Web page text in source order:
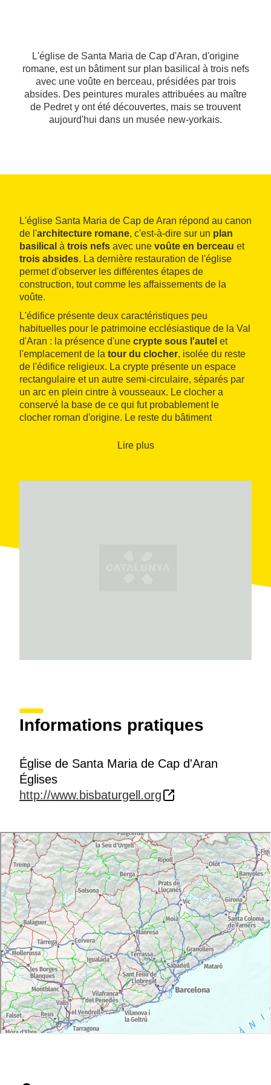
L'église de Santa Maria de Cap d'Aran, d'origine
romane, est un bâtiment sur plan basilical à trois nefs
avec une voûte en berceau, présidées par trois
absides. Des peintures murales attribuées au maître
de Pedret y ont été découvertes, mais se trouvent
aujourd'hui dans un musée new-yorkais.
L'église Santa Maria de Cap de Aran répond au canon
de l'architecture romane, c'est-à-dire sur un plan
basilical à trois nefs avec une voûte en berceau et
trois absides. La dernière restauration de l'église
permet d'observer les différentes étapes de
construction, tout comme les affaissements de la
voûte.
L'édifice présente deux caractéristiques peu
habituelles pour le patrimoine ecclésiastique de la Val
d'Aran : la présence d'une crypte sous l'autel et
l'emplacement de la tour du clocher, isolée du reste
de l'édifice religieux. La crypte présente un espace
rectangulaire et un autre semi-circulaire, séparés par
un arc en plein cintre à vousseaux. Le clocher a
conservé la base de ce qui fut probablement le
clocher roman d'origine. Le reste du bâtiment
Il convient de souligner que des
Lire plus
Informations pratiques
Église de Santa Maria de Cap d'Aran
Églises
http://www.bisbaturgell.org